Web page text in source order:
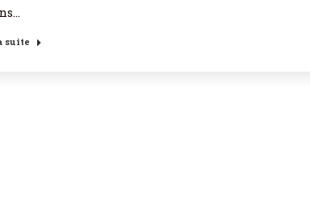
suite